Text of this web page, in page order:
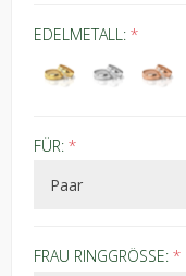
EDELMETALL: *
FÜR: *
FRAU RINGGRÖSSE: *